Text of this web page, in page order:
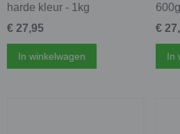
harde kleur - 1kg
€ 27,95
In winkelwagen
€
In